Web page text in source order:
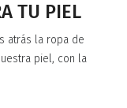
TU PIEL
atrás la ropa de
piel, con la